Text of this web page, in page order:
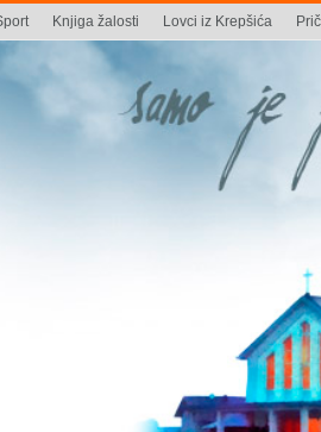
Knjiga žalosti Lovci iz Krepšića